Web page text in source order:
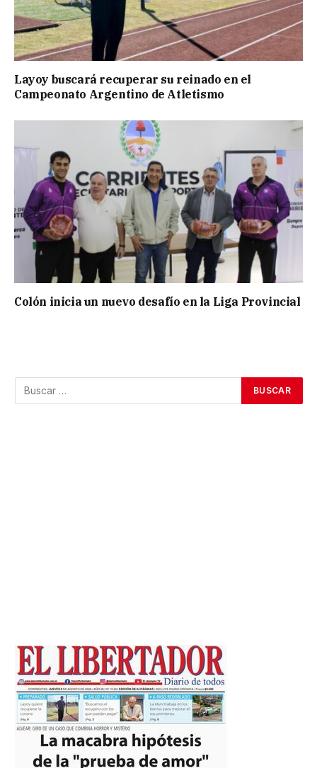
Layoy buscará recuperar su reinado en el
Campeonato Argentino de Atletismo
Colón inicia un nuevo desafío en la Liga Provincial